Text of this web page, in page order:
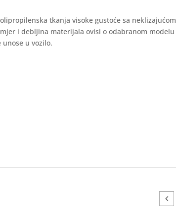
tkanja visoke gustoće sa neklizajućom
i debljina materijala ovisi o odabranom modelu
u vozilo.